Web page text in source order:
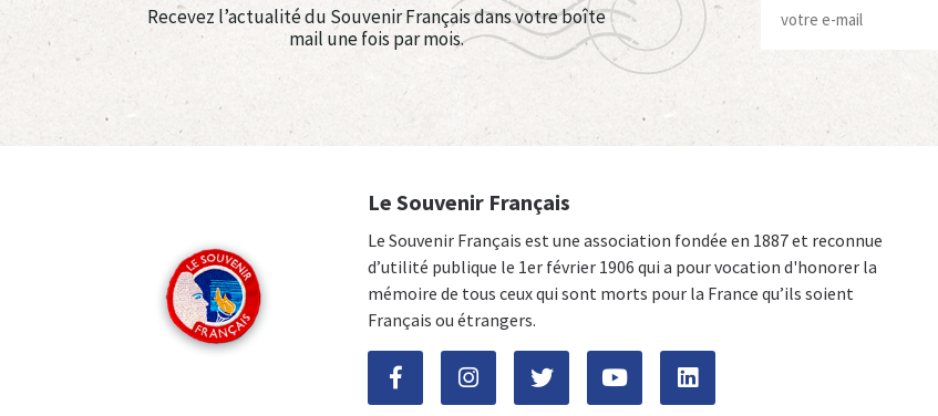
Recevez l’actualité du Souvenir Français dans votre boîte
mail une fois par mois.
Le Souvenir Français
Le Souvenir Français est une association fondée en 1887 et reconnue
d’utilité publique le 1er février 1906 qui a pour vocation d'honorer la
mémoire de tous ceux qui sont morts pour la France qu’ils soient
Français ou étrangers.